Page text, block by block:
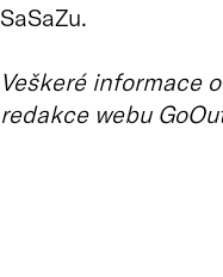
SaSaZu.
Veškeré informace
redakce webu